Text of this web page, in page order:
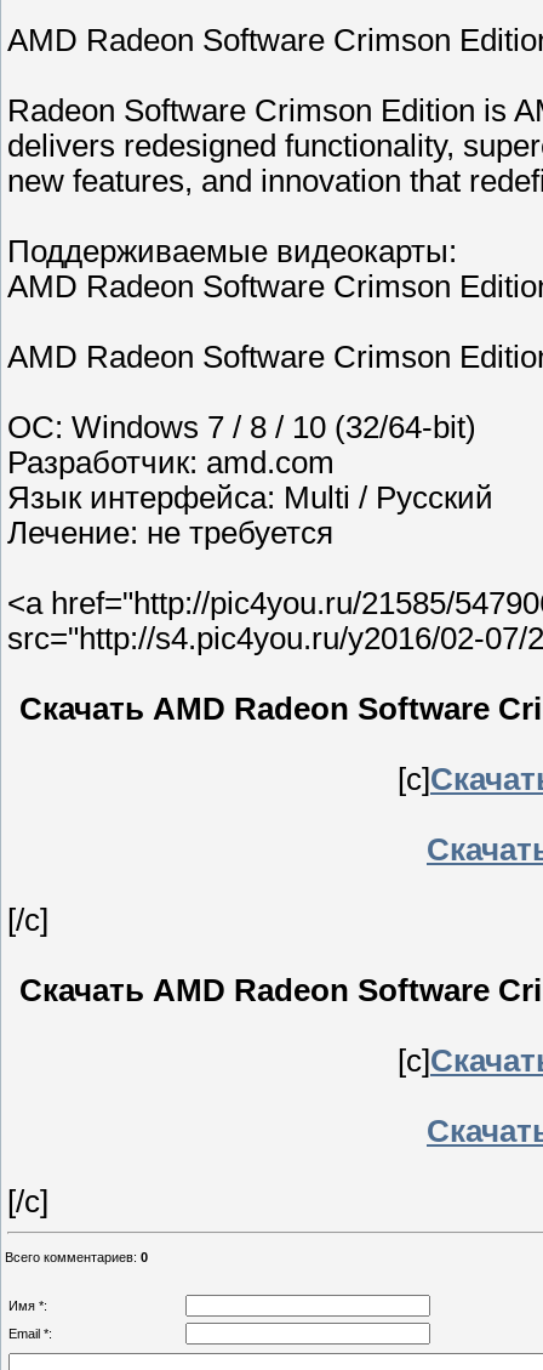
AMD Radeon Software Crimson
Radeon Software Crimson Edition is
delivers redesigned functionality,
new features, and innovation that
Поддерживаемые видеокарты:
AMD Radeon Software Crimson
AMD Radeon Software Crimson
ОС: Windows 7 / 8 / 10 (32/64-bit)
Разработчик: amd.com
Язык интерфейса: Multi / Русский
Лечение: не требуется
<a href="http://pic4you.ru/21585/
src="http://s4.pic4you.ru/y2016/02-
Скачать AMD Radeon Software
[c]
[/c]
Скачать AMD Radeon Software
[c]
[/c]
Всего комментариев: 0
Имя *:
Email *: